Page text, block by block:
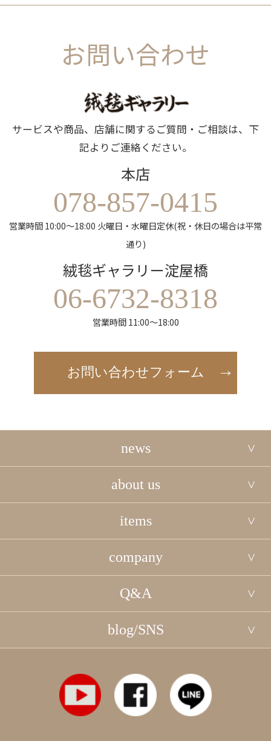
お問い合わせ
サービスや商品、店舗に関するご質問・ご相談は、下
記よりご連絡ください。
本店
078-857-0415
営業時間 10:00～18:00 火曜日・水曜日定休(祝・休日の場合は平常
通り)
絨毯ギャラリー淀屋橋
06-6732-8318
営業時間 11:00～18:00
お問い合わせフォーム
news
about us
items
company
Q&A
blog/SNS